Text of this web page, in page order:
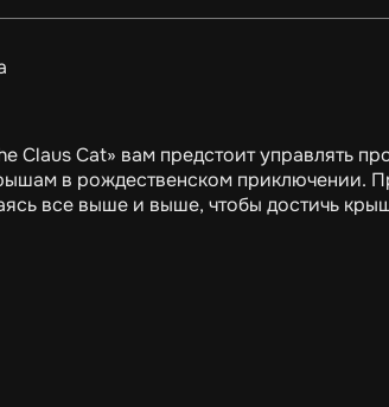
Claus Cat» вам предстоит управлять
в рождественском приключении.
все выше и выше, чтобы достичь